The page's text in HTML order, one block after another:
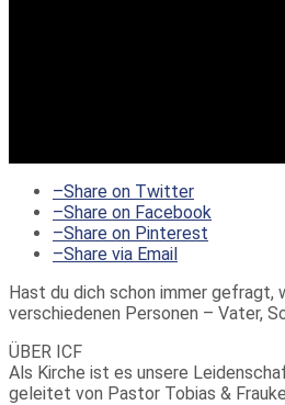
–Share on Twitter
–Share on Facebook
–Share on Pinterest
–Share via Email
Hast du dich schon immer gefragt,
verschiedenen Personen – Vater,
ÜBER ICF
Als Kirche ist es unsere
geleitet von Pastor Tobias &